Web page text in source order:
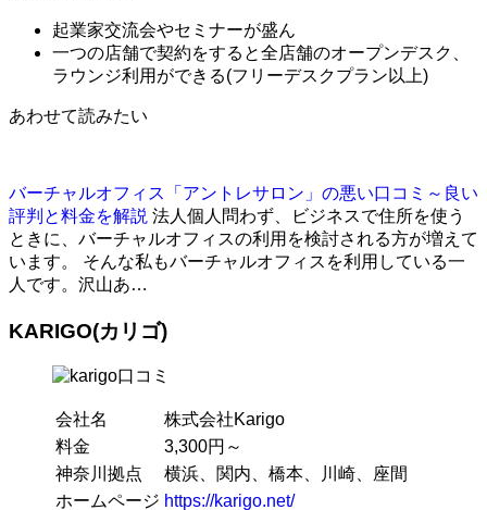
起業家交流会やセミナーが盛ん
一つの店舗で契約をすると全店舗のオープンデスク、
ラウンジ利用ができる(フリーデスクプラン以上)
あわせて読みたい
バーチャルオフィス「アントレサロン」の悪い口コミ～良い
評判と料金を解説 法人個人問わず、ビジネスで住所を使う
ときに、バーチャルオフィスの利用を検討される方が増えて
います。 そんな私もバーチャルオフィスを利用している一
人です。沢山あ…
KARIGO(カリゴ)
会社名
株式会社Karigo
料金
3,300円～
神奈川拠点
横浜、関内、橋本、川崎、座間
ホームページ https://karigo.net/